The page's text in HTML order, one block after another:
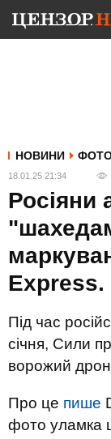
НОВИНИ
18.01.25 21:34
Росіяни
Під час
січня, Сили
ворожий
Про це пише
фото уламка